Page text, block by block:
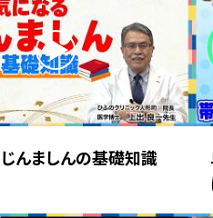
んましんの基礎知識